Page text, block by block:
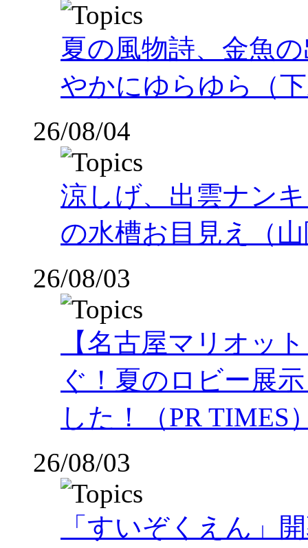
夏の風物詩、金魚
やかにゆらゆら（
26/08/04
涼しげ、出雲ナン
の水槽お目見え（
26/08/03
【名古屋マリオッ
ぐ！夏のロビー展
した！（PR TIMES
26/08/03
「すいぞくえん」